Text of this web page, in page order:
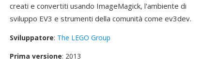
creati e convertiti usando ImageMagick, l'ambiente di
sviluppo EV3 e strumenti della comunità come ev3dev.
Sviluppatore: The LEGO Group
Prima versione: 2013